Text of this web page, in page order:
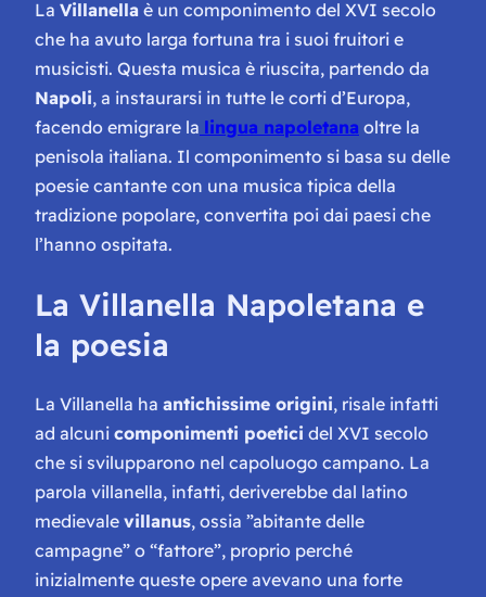
La Villanella è un componimento del XVI secolo
che ha avuto larga fortuna tra i suoi fruitori e
musicisti. Questa musica è riuscita, partendo da
Napoli, a instaurarsi in tutte le corti d’Europa,
facendo emigrare la lingua napoletana oltre la
penisola italiana. Il componimento si basa su delle
poesie cantante con una musica tipica della
tradizione popolare, convertita poi dai paesi che
l’hanno ospitata.
La Villanella Napoletana e
la poesia
La Villanella ha antichissime origini, risale infatti
ad alcuni componimenti poetici del XVI secolo
che si svilupparono nel capoluogo campano. La
parola villanella, infatti, deriverebbe dal latino
medievale villanus, ossia ”abitante delle
campagne” o “fattore”, proprio perché
inizialmente queste opere avevano una forte